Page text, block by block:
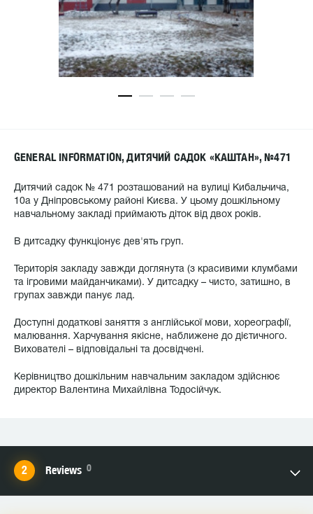
GENERAL INFORMATION, ДИТЯЧИЙ САДОК «КАШТАН», №471
Дитячий садок № 471 розташований на вулиці Кибальчича,
10а у Дніпровському районі Києва. У цьому дошкільному
навчальному закладі приймають діток від двох років.
В дитсадку функціонує дев'ять груп.
Територія закладу завжди доглянута (з красивими клумбами
та ігровими майданчиками). У дитсадку – чисто, затишно, в
групах завжди панує лад.
Доступні додаткові заняття з англійської мови, хореографії,
малювання. Харчування якісне, наближене до дієтичного.
Вихователі – відповідальні та досвідчені.
Керівництво дошкільним навчальним закладом здійснює
директор Валентина Михайлівна Тодосійчук.
Reviews 0